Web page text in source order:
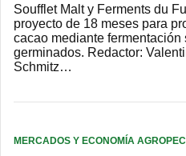
Soufflet Malt y Ferments du
proyecto de 18 meses para
cacao mediante fermentación
germinados. Redactor:
Schmitz…
MERCADOS Y ECONOMÍA